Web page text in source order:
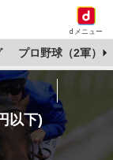
dメニュー
プロ野球（2軍）
以下)